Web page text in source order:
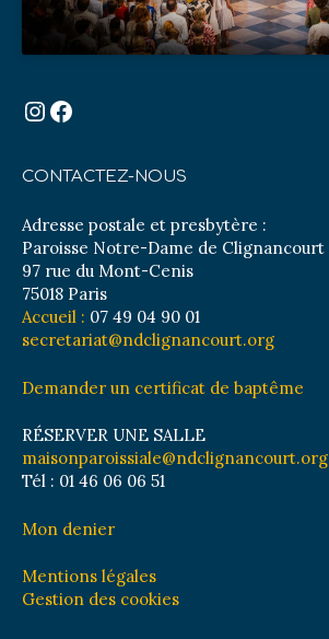
Instagram
Facebook
CONTACTEZ-NOUS
Adresse postale et presbytère :
Paroisse Notre-Dame de Clignancourt
97 rue du Mont-Cenis
75018 Paris
Accueil : 07 49 04 90 01
secretariat@ndclignancourt.org
Demander un certificat de baptême
RÉSERVER UNE SALLE
maisonparoissiale@ndclignancourt.org
Tél : 01 46 06 06 51
Mon denier
Mentions légales
Gestion des cookies